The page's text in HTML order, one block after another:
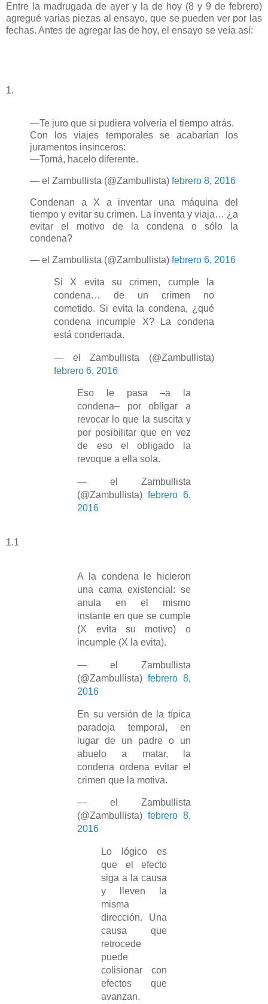
Entre la madrugada de ayer y la de hoy (8 y 9 de febrero)
agregué varias piezas al ensayo, que se pueden ver por las
fechas. Antes de agregar las de hoy, el ensayo se veía así:
1.
—Te juro que si pudiera volvería el tiempo atrás.
Con los viajes temporales se acabarían los
juramentos insinceros:
—Tomá, hacelo diferente.
— el Zambullista (@Zambullista) febrero 8, 2016
Condenan a X a inventar una máquina del
tiempo y evitar su crimen. La inventa y viaja… ¿a
evitar el motivo de la condena o sólo la
condena?
— el Zambullista (@Zambullista) febrero 6, 2016
Si X evita su crimen, cumple la
condena… de un crimen no
cometido. Si evita la condena, ¿qué
condena incumple X? La condena
está condenada.
— el Zambullista (@Zambullista)
febrero 6, 2016
Eso le pasa –a la
condena– por obligar a
revocar lo que la suscita y
por posibilitar que en vez
de eso el obligado la
revoque a ella sola.
— el Zambullista
(@Zambullista) febrero 6,
2016
1.1
A la condena le hicieron
una cama existencial: se
anula en el mismo
instante en que se cumple
(X evita su motivo) o
incumple (X la evita).
— el Zambullista
(@Zambullista) febrero 8,
2016
En su versión de la típica
paradoja temporal, en
lugar de un padre o un
abuelo a matar, la
condena ordena evitar el
crimen que la motiva.
— el Zambullista
(@Zambullista) febrero 8,
2016
Lo lógico es
que el efecto
siga a la causa
y lleven la
misma
dirección. Una
causa que
retrocede
puede
colisionar con
efectos que
avanzan.